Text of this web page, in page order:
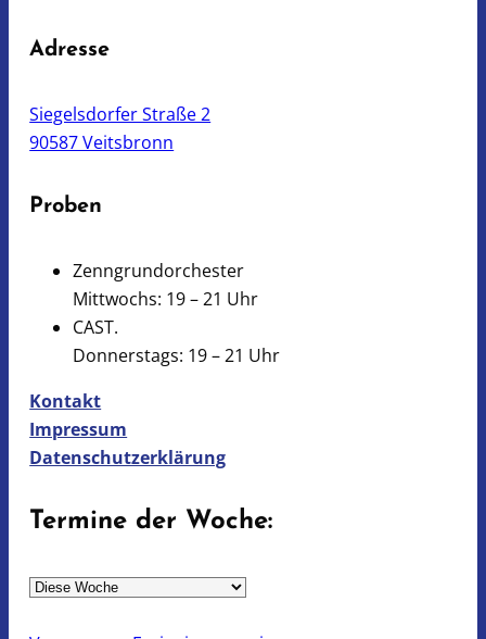
Adresse
Siegelsdorfer Straße 2
90587 Veitsbronn
Proben
Zenngrundorchester
Mittwochs: 19 – 21 Uhr
CAST.
Donnerstags: 19 – 21 Uhr
Kontakt
Impressum
Datenschutzerklärung
Termine der Woche:
A